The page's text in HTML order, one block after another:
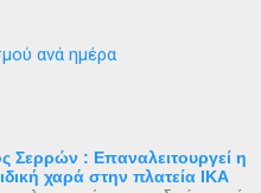
ανά ημέρα
Σερρών : Επαναλειτουργεί η
χαρά στην πλατεία ΙΚΑ